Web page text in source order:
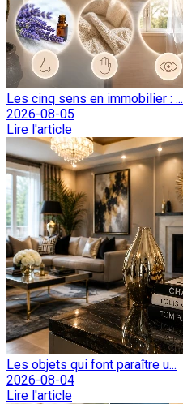
Les cinq sens en immobilier : ...
2026-08-05
Lire l'article
Les objets qui font paraître u...
2026-08-04
Lire l'article